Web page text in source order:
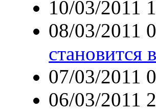
10/03/2011
08/03/2011
становится
07/03/2011
06/03/2011